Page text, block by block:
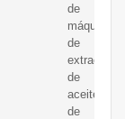
de
máquinas
de
extracción
de
aceite
de